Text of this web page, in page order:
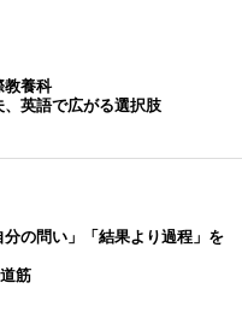
教養科
英語で広がる選択肢
の問い」「結果より過程」を
筋